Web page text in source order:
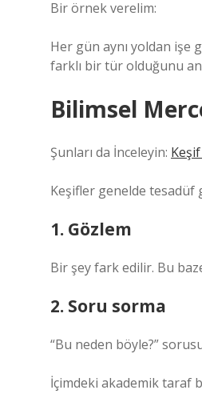
Bir örnek verelim:
Her gün aynı yoldan işe
farklı bir tür olduğunu
Bilimsel
Şunları da İnceleyin:
Keşifler genelde
1. Gözlem
Bir şey fark edilir. Bu
2. Soru sorma
“Bu neden böyle?”
İçimdeki akademik taraf